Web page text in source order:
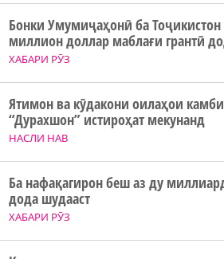
ХАБАРИ РӮЗ
Бонки Умумиҷаҳонӣ ба Тоҷикистон
миллион доллар маблағи грантӣ
НАСЛИ НАВ
Ятимон ва кӯдакони оилаҳои
“Дурахшон” истироҳат мекунанд
ХАБАРИ РӮЗ
Ба нафақагирон беш аз ду
дода шудааст